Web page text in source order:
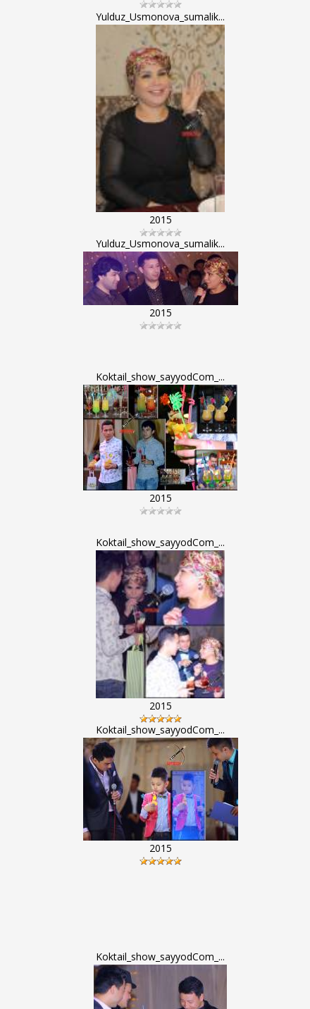
Yulduz_Usmonova_sumalik...
2015
Yulduz_Usmonova_sumalik...
2015
Koktail_show_sayyodCom_...
2015
Koktail_show_sayyodCom_...
2015
Koktail_show_sayyodCom_...
2015
Koktail_show_sayyodCom_...